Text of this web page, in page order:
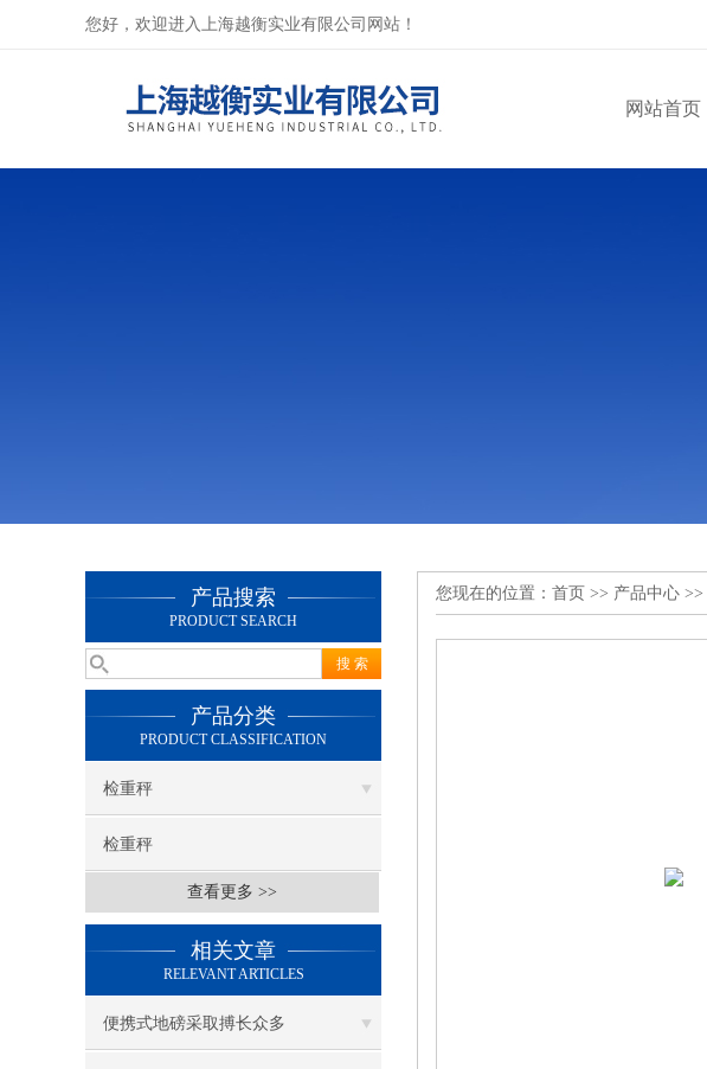
您好，欢迎进入上海越衡实业有限公司网站！
网站首页
产品搜索
PRODUCT SEARCH
产品分类
PRODUCT CLASSIFICATION
检重秤
检重秤
查看更多 >>
相关文章
RELEVANT ARTICLES
便携式地磅采取搏长众多
您现在的位置： 首页 >> 产品中心 >>